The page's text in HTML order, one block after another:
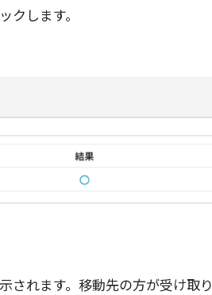
します。
されます。移動先の方が受け取り